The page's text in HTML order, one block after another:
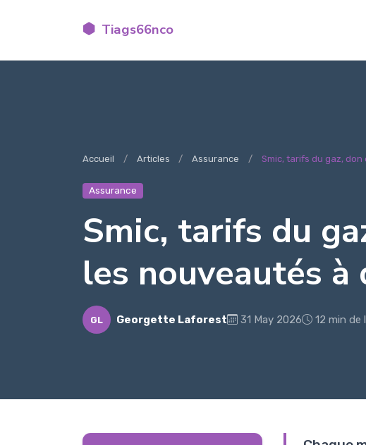
Tiags66nco
Accueil Articles Assurance Smic, tarifs du gaz, don
Assurance
Smic, tarifs du
les nouveautés
GL Georgette Laforest 31 May 2026 12 min de